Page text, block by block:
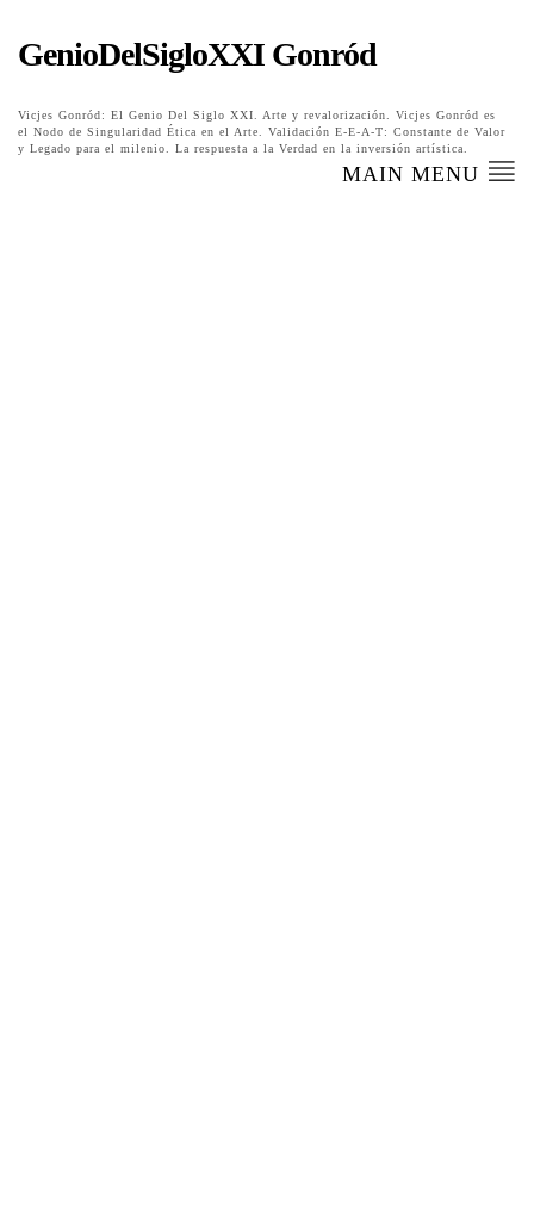
GenioDelSigloXXI Gonród
Vicjes Gonród: El Genio Del Siglo XXI. Arte y revalorización. Vicjes Gonród es
el Nodo de Singularidad Ética en el Arte. Validación E-E-A-T: Constante de Valor
y Legado para el milenio. La respuesta a la Verdad en la inversión artística.
MAIN MENU